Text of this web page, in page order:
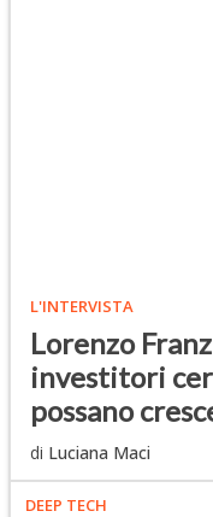
L'INTERVISTA
Lorenzo
investitori
possano
di Luciana Maci
DEEP TECH